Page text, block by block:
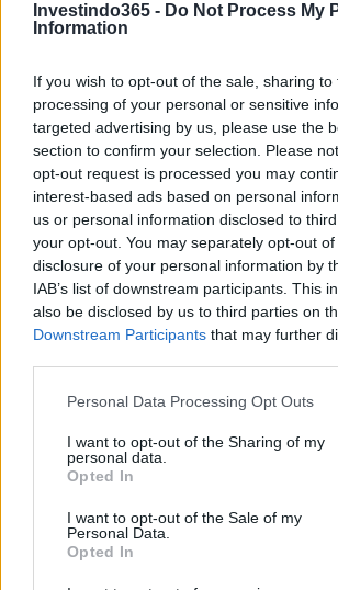
Investindo365 - Do Not Process My
Information
If you wish to opt-out of the sale, sharing
processing of your personal or sensitive
targeted advertising by us, please use the
section to confirm your selection. Please
opt-out request is processed you may
interest-based ads based on personal
us or personal information disclosed to
your opt-out. You may separately opt-out
disclosure of your personal information by
IAB’s list of downstream participants. This
also be disclosed by us to third parties on
Downstream Participants that may further
Please note that this website/app uses one
not limited to your visit or usage behaviour.
grant or deny consent to Google and its
use your data for below specified purposes
consent section.
Personal Data Processing Opt Outs
I want to opt-out of the Sharing of my
personal data.
Opted In
I want to opt-out of the Sale of my
Personal Data.
Opted In
Dezembro
$
$
$ 0,1766
Previsão de preços para 2022
Encontro Preço Mínimo Máximo
Janeiro de
2022
$
0,1626
$
0,1350
$ 0,1805
Fevereiro
de 2022
$
0,1838
$
0,1691
$ 0,2058
0,1746
0,1606
Abril de
$
0,1763
$
$ 0,1940
Maio de
$
0,1693
$
$ 0,1777